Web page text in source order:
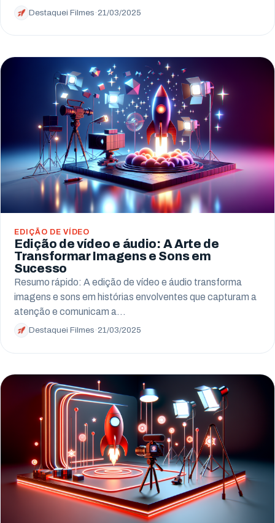
Destaquei Filmes ·21/03/2025
EDIÇÃO DE VÍDEO
Edição de vídeo e áudio: A Arte de
Transformar Imagens e Sons em
Sucesso
Resumo rápido: A edição de vídeo e áudio transforma
imagens e sons em histórias envolventes que capturam a
atenção e comunicam a…
Destaquei Filmes ·21/03/2025